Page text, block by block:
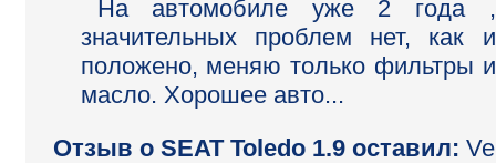
На автомобиле уже 2 года ,
значительных проблем нет, как и
положено, меняю только фильтры и
масло. Хорошее авто...
Отзыв o SEAT Toledo 1.9 оставил: